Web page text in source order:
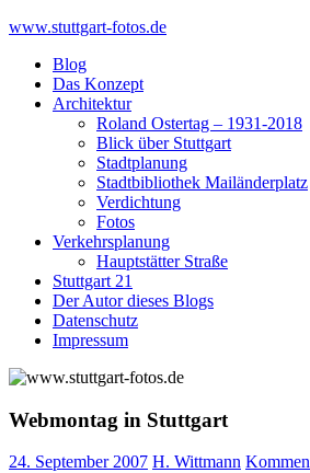
Skip
content
www.stuttgart-fotos.de
Blog
Das Konzept
Architektur
Roland Ostertag – 1931-2018
Blick über Stuttgart
Stadtplanung
Stadtbibliothek Mailänderplatz
Verdichtung
Fotos
Verkehrsplanung
Hauptstätter Straße
Stuttgart 21
Der Autor dieses Blogs
Datenschutz
Impressum
Webmontag in Stuttgart
24. September 2007 H. Wittmann